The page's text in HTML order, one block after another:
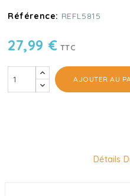
Référence: REFL5815
27,99 € TTC
AJOUTER AU
Détails